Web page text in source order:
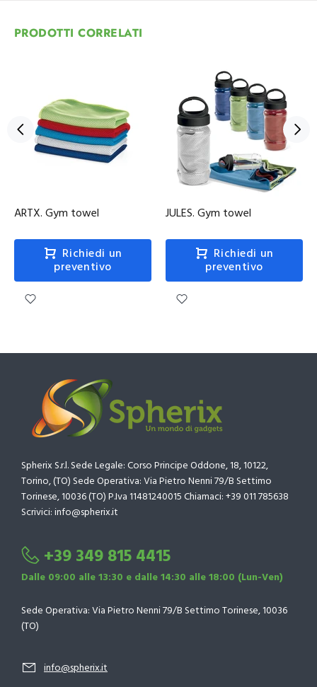
PRODOTTI CORRELATI
ARTX. Gym towel
Richiedi un
preventivo
JULES. Gym towel
Richiedi un
preventivo
Spherix S.r.l. Sede Legale: Corso Principe Oddone, 18, 10122,
Torino, (TO) Sede Operativa: Via Pietro Nenni 79/B Settimo
Torinese, 10036 (TO) P.Iva 11481240015 Chiamaci: +39 011 785638
Scrivici: info@spherix.it
+39 349 815 4415
Dalle 09:00 alle 13:30 e dalle 14:30 alle 18:00 (Lun-Ven)
Sede Operativa: Via Pietro Nenni 79/B Settimo Torinese, 10036
(TO)
info@spherix.it